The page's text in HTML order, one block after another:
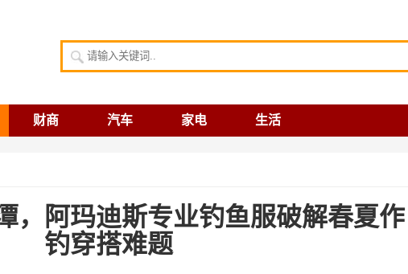
请输入关键词
财商 汽车 家电 生活
，阿玛迪斯专业钓鱼服破解春夏作
钓穿搭难题